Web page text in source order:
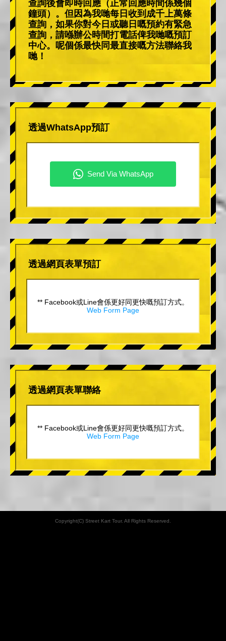
查詢後會即時回應（正常回應時間係幾個
鐘頭）。但因為我哋每日收到成千上萬條
查詢，如果你對今日或聽日嘅預約有緊急
查詢，請喺辦公時間打電話俾我哋嘅預訂
中心。呢個係最快同最直接嘅方法聯絡我
哋！
透過WhatsApp預訂
透過網頁表單預訂
** Facebook或Line會係更好同更快嘅預訂方式。
Web Form Page
透過網頁表單聯絡
** Facebook或Line會係更好同更快嘅預訂方式。
Web Form Page
Copyright(C) Street Kart Tour. All Rights Reserved.